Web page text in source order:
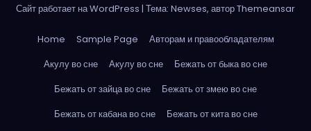
Сайт работает на WordPress | Тема: Newses, авторThemeansar
Home Sample Page
Авторам и правообладателям
Акулу во сне
Акулу во сне
Бежать от быка во сне
Бежать от зайца во сне
Бежать от змею во сне
Бежать от кабана во сне
Бежать от кита во сне